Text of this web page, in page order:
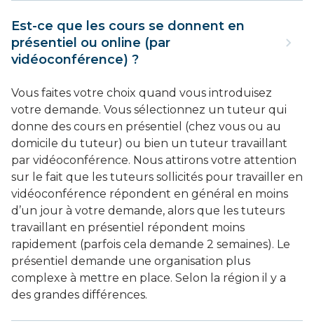
Est-ce que les cours se donnent en
présentiel ou online (par
vidéoconférence) ?
Vous faites votre choix quand vous introduisez
votre demande. Vous sélectionnez un tuteur qui
donne des cours en présentiel (chez vous ou au
domicile du tuteur) ou bien un tuteur travaillant
par vidéoconférence. Nous attirons votre attention
sur le fait que les tuteurs sollicités pour travailler en
vidéoconférence répondent en général en moins
d’un jour à votre demande, alors que les tuteurs
travaillant en présentiel répondent moins
rapidement (parfois cela demande 2 semaines). Le
présentiel demande une organisation plus
complexe à mettre en place. Selon la région il y a
des grandes différences.